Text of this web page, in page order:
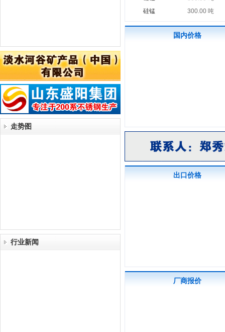
走势图
行业新闻
硅锰
300.00 吨
国内价格
出口价格
厂商报价